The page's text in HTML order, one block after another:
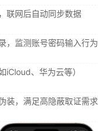
联网后自动同步数据
，监测账号密码输入行为
iCloud、华为云等）
装，满足高隐蔽取证需求